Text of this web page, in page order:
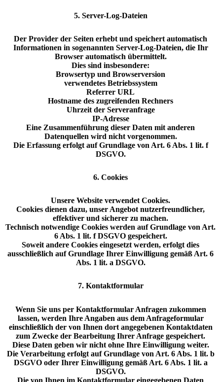
5. Server-Log-Dateien
Der Provider der Seiten erhebt und speichert automatisch
Informationen in sogenannten Server-Log-Dateien, die Ihr
Browser automatisch übermittelt.
Dies sind insbesondere:
Browsertyp und Browserversion
verwendetes Betriebssystem
Referrer URL
Hostname des zugreifenden Rechners
Uhrzeit der Serveranfrage
IP-Adresse
Eine Zusammenführung dieser Daten mit anderen
Datenquellen wird nicht vorgenommen.
Die Erfassung erfolgt auf Grundlage von Art. 6 Abs. 1 lit. f
DSGVO.
6. Cookies
Unsere Website verwendet Cookies.
Cookies dienen dazu, unser Angebot nutzerfreundlicher,
effektiver und sicherer zu machen.
Technisch notwendige Cookies werden auf Grundlage von Art.
6 Abs. 1 lit. f DSGVO gespeichert.
Soweit andere Cookies eingesetzt werden, erfolgt dies
ausschließlich auf Grundlage Ihrer Einwilligung gemäß Art. 6
Abs. 1 lit. a DSGVO.
7. Kontaktformular
Wenn Sie uns per Kontaktformular Anfragen zukommen
lassen, werden Ihre Angaben aus dem Anfrageformular
einschließlich der von Ihnen dort angegebenen Kontaktdaten
zum Zwecke der Bearbeitung Ihrer Anfrage gespeichert.
Diese Daten geben wir nicht ohne Ihre Einwilligung weiter.
Die Verarbeitung erfolgt auf Grundlage von Art. 6 Abs. 1 lit. b
DSGVO oder Ihrer Einwilligung gemäß Art. 6 Abs. 1 lit. a
DSGVO.
Die von Ihnen im Kontaktformular eingegebenen Daten